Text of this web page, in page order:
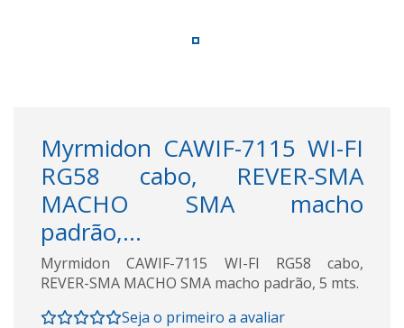
Myrmidon CAWIF-7115 WI-FI
RG58 cabo, REVER-SMA
MACHO SMA macho
padrão,...
Myrmidon CAWIF-7115 WI-FI RG58 cabo,
REVER-SMA MACHO SMA macho padrão, 5 mts.
Seja o primeiro a avaliar